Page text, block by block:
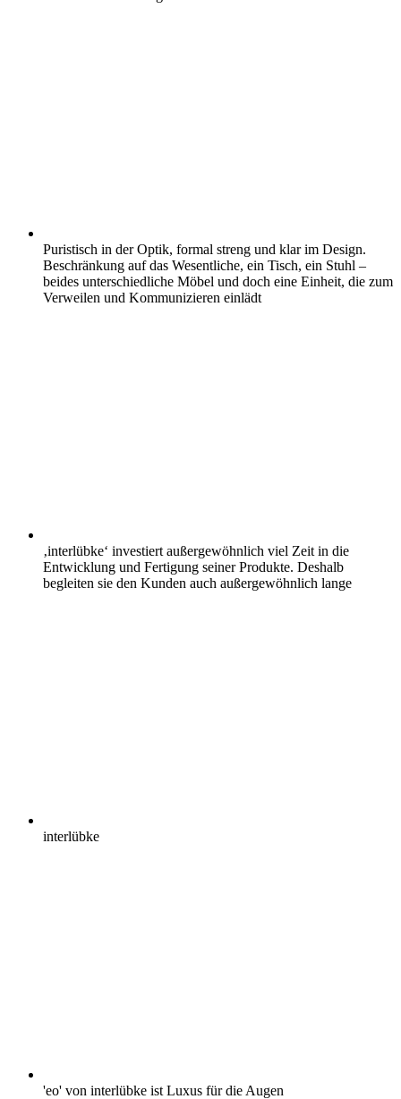
Puristisch in der Optik, formal streng und klar im Design.
Beschränkung auf das Wesentliche, ein Tisch, ein Stuhl –
beides unterschiedliche Möbel und doch eine Einheit, die zum
Verweilen und Kommunizieren einlädt
‚interlübke‘ investiert außergewöhnlich viel Zeit in die
Entwicklung und Fertigung seiner Produkte. Deshalb
begleiten sie den Kunden auch außergewöhnlich lange
interlübke
'eo' von interlübke ist Luxus für die Augen